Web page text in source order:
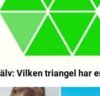
Vilken triangel har